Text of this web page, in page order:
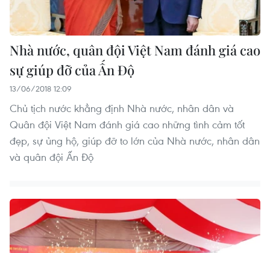
Nhà nước, quân đội Việt Nam đánh giá cao
sự giúp đỡ của Ấn Độ
13/06/2018 12:09
Chủ tịch nước khẳng định Nhà nước, nhân dân và
Quân đội Việt Nam đánh giá cao những tình cảm tốt
đẹp, sự ủng hộ, giúp đỡ to lớn của Nhà nước, nhân dân
và quân đội Ấn Độ